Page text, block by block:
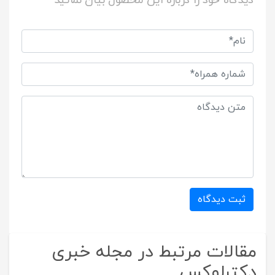
ثبت دیدگاه
مقالات مرتبط در مجله خبری